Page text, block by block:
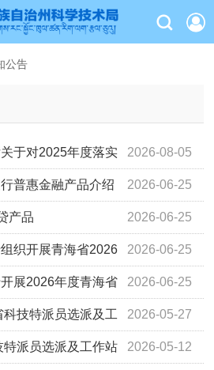
公告
2026-08-05
于对2025年度落实
显地区单位予以激励的通报
2026-06-25
普惠金融产品介绍
2026-06-25
产品
2026-06-25
织开展青海省2026
报工作的通知 2026-06-25
展2026年度青海省
工作的通知 2026-05-27
技特派员选派及工
2026-05-12
派员选派及工作站